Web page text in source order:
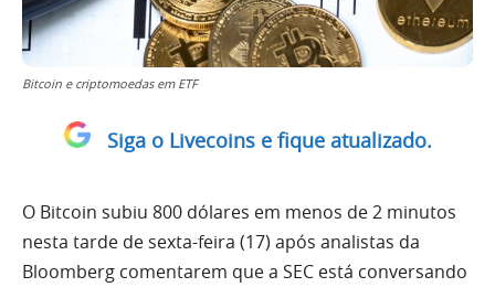
Bitcoin e criptomoedas em ETF
Siga o Livecoins e fique atualizado.
O Bitcoin subiu 800 dólares em menos de 2 minutos
nesta tarde de sexta-feira (17) após analistas da
Bloomberg comentarem que a SEC está conversando